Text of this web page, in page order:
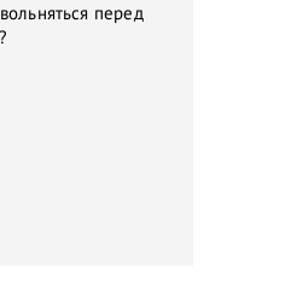
перед